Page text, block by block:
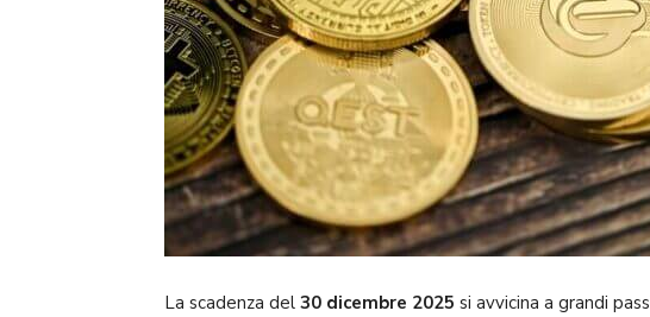
La scadenza del 30 dicembre 2025 si avvicina a grandi